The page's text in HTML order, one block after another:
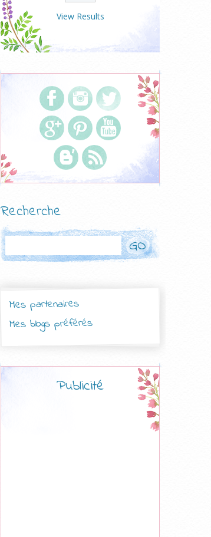
View Results
Recherche
Mes partenaires
Mes blogs préférés
Publicité